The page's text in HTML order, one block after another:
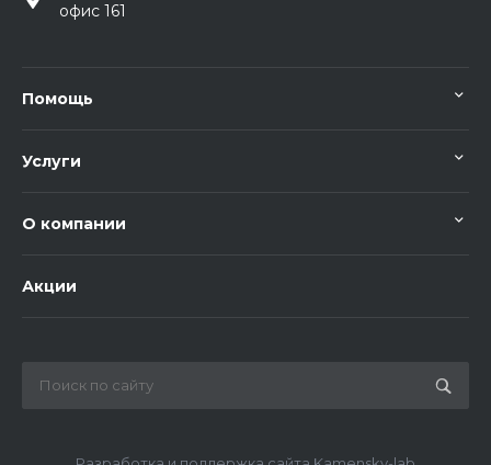
офис 161
Помощь
Услуги
О компании
Акции